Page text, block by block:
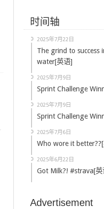
时间轴
2025年7月22日
The grind to success
water[英语]
2025年7月9日
Sprint Challenge
2025年7月9日
Sprint Challenge
2025年7月6日
Who wore it
2025年6月22日
Got Milk?! #strava[英
Advertisement